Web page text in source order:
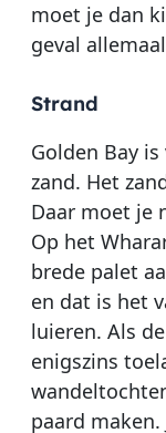
moet je dan
geval
Strand
Golden Bay
zand. Het
Daar moet je
Op het
brede palet
en dat is het
luieren. Als
enigszins
paard